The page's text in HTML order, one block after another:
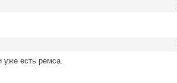
уже есть ремса.